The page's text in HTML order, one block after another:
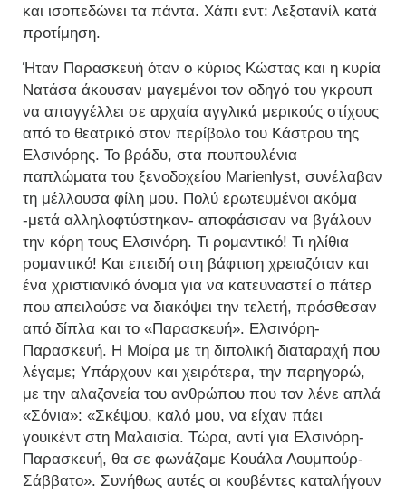
και ισοπεδώνει τα πάντα. Χάπι εντ: Λεξοτανίλ κατά
προτίμηση.
Ήταν Παρασκευή όταν ο κύριος Κώστας και η κυρία
Νατάσα άκουσαν μαγεμένοι τον οδηγό του γκρουπ
να απαγγέλλει σε αρχαία αγγλικά μερικούς στίχους
από το θεατρικό στον περίβολο του Κάστρου της
Ελσινόρης. Το βράδυ, στα πουπουλένια
παπλώματα του ξενοδοχείου Marienlyst, συνέλαβαν
τη μέλλουσα φίλη μου. Πολύ ερωτευμένοι ακόμα
-μετά αλληλοφτύστηκαν- αποφάσισαν να βγάλουν
την κόρη τους Ελσινόρη. Τι ρομαντικό! Τι ηλίθια
ρομαντικό! Και επειδή στη βάφτιση χρειαζόταν και
ένα χριστιανικό όνομα για να κατευναστεί ο πάτερ
που απειλούσε να διακόψει την τελετή, πρόσθεσαν
από δίπλα και το «Παρασκευή». Ελσινόρη-
Παρασκευή. Η Μοίρα με τη διπολική διαταραχή που
λέγαμε; Υπάρχουν και χειρότερα, την παρηγορώ,
με την αλαζονεία του ανθρώπου που τον λένε απλά
«Σόνια»: «Σκέψου, καλό μου, να είχαν πάει
γουικέντ στη Μαλαισία. Τώρα, αντί για Ελσινόρη-
Παρασκευή, θα σε φωνάζαμε Κουάλα Λουμπούρ-
Σάββατο». Συνήθως αυτές οι κουβέντες καταλήγουν